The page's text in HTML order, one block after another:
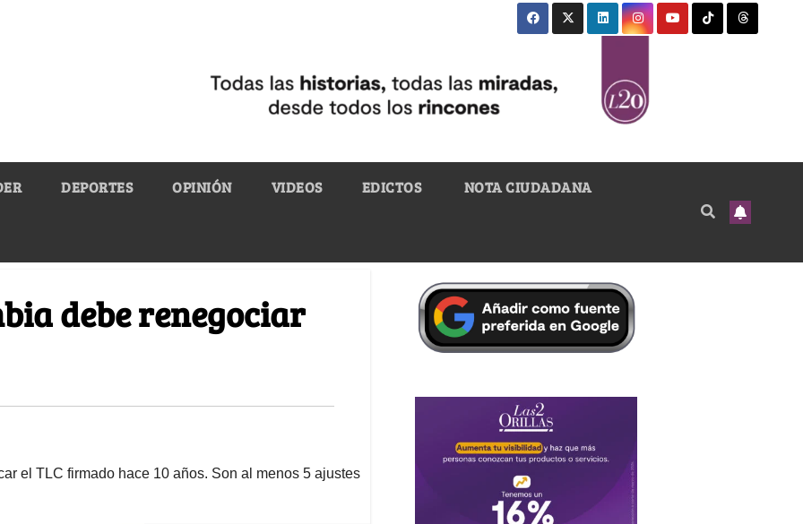
DEPORTES OPINIÓN VIDEOS EDICTOS NOTA CIUDADANA
debe renegociar
el TLC firmado hace 10 años. Son al menos 5 ajustes